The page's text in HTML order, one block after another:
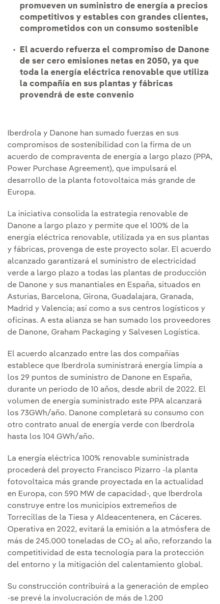
promueven un suministro de energía a precios
competitivos y estables con grandes clientes,
comprometidos con un consumo sostenible
El acuerdo refuerza el compromiso de Danone
de ser cero emisiones netas en 2050, ya que
toda la energía eléctrica renovable que utiliza
la compañía en sus plantas y fábricas
provendrá de este convenio
Iberdrola y Danone han sumado fuerzas en sus
compromisos de sostenibilidad con la firma de un
acuerdo de compraventa de energía a largo plazo (PPA,
Power Purchase Agreement), que impulsará el
desarrollo de la planta fotovoltaica más grande de
Europa.
La iniciativa consolida la estrategia renovable de
Danone a largo plazo y permite que el 100% de la
energía eléctrica renovable, utilizada ya en sus plantas
y fábricas, provenga de este proyecto solar. El acuerdo
alcanzado garantizará el suministro de electricidad
verde a largo plazo a todas las plantas de producción
de Danone y sus manantiales en España, situados en
Asturias, Barcelona, Girona, Guadalajara, Granada,
Madrid y Valencia; así como a sus centros logísticos y
oficinas. A esta alianza se han sumado los proveedores
de Danone, Graham Packaging y Salvesen Logística.
El acuerdo alcanzado entre las dos compañías
establece que Iberdrola suministrará energía limpia a
los 29 puntos de suministro de Danone en España,
durante un periodo de 10 años, desde abril de 2022. El
volumen de energía suministrado este PPA alcanzará
los 73GWh/año. Danone completará su consumo con
otro contrato anual de energía verde con Iberdrola
hasta los 104 GWh/año.
La energía eléctrica 100% renovable suministrada
procederá del proyecto Francisco Pizarro -la planta
fotovoltaica más grande proyectada en la actualidad
en Europa, con 590 MW de capacidad-, que Iberdrola
construye entre los municipios extremeños de
Torrecillas de la Tiesa y Aldeacentenera, en Cáceres.
Operativa en 2022, evitará la emisión a la atmósfera de
más de 245.000 toneladas de CO2 al año, reforzando la
competitividad de esta tecnología para la protección
del entorno y la mitigación del calentamiento global.
Su construcción contribuirá a la generación de empleo
-se prevé la involucración de más de 1.200